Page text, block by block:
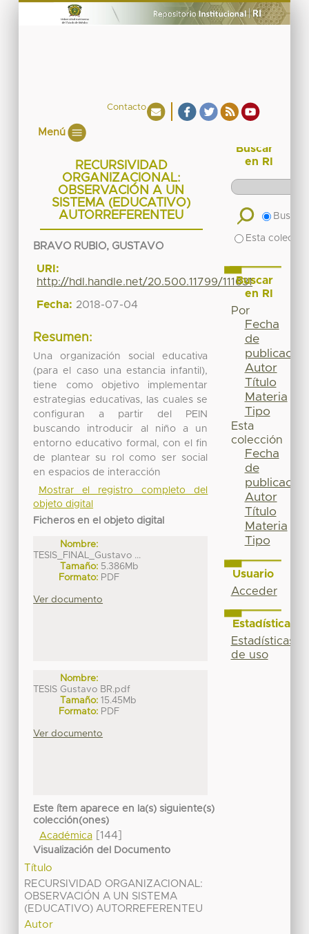
Contacto
Menú
RECURSIVIDAD
ORGANIZACIONAL:
OBSERVACIÓN A UN
SISTEMA (EDUCATIVO)
AUTORREFERENTEU
BRAVO RUBIO, GUSTAVO
URI:
http://hdl.handle.net/20.500.11799/111631
Fecha: 2018-07-04
Resumen:
Una organización social educativa
(para el caso una estancia infantil),
tiene como objetivo implementar
estrategias educativas, las cuales se
configuran a partir del PEIN
buscando introducir al niño a un
entorno educativo formal, con el fin
de plantear su rol como ser social
en espacios de interacción
Mostrar el registro completo del
objeto digital
Ficheros en el objeto digital
Nombre:
TESIS_FINAL_Gustavo ...
Tamaño: 5.386Mb
Formato: PDF
Ver documento
Nombre:
TESIS Gustavo BR.pdf
Tamaño: 15.45Mb
Formato: PDF
Ver documento
Este ítem aparece en la(s) siguiente(s)
colección(ones)
Académica[144]
Visualización del Documento
Título
RECURSIVIDAD ORGANIZACIONAL:
OBSERVACIÓN A UN SISTEMA
(EDUCATIVO) AUTORREFERENTEU
Autor
Buscar
en RI
Buscar
Esta
Buscar
en RI
Por
Fecha
de
publicación
Autor
Título
Materia
Tipo
Esta
colección
Fecha
de
publicación
Autor
Título
Materia
Tipo
Usuario
Acceder
Estadísticas
Estadísticas
de uso